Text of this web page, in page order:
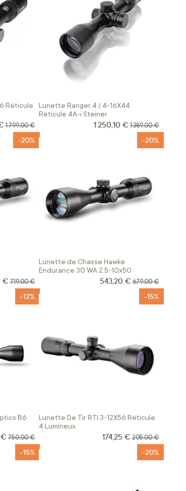
Réticule
Prix normal
1 799,00 €
Lunette Ranger 4 / 4-16X44
Réticule 4A-i Steiner
Prix Spécial
1 250,10 € Prix normal
1 389,00 €
-20%
€ Prix normal
719,00 €
Lunette de Chasse Hawke
Endurance 30 WA 2.5-10x50
-20%
Prix Spécial
543,20 € Prix normal
679,00 €
B6
-12%
Prix normal
750,00 €
Lunette De Tir RTI 3-12X56 Réticule
4 Lumineux
-15%
Prix Spécial
174,25 € Prix normal
205,00 €
-15% -20%